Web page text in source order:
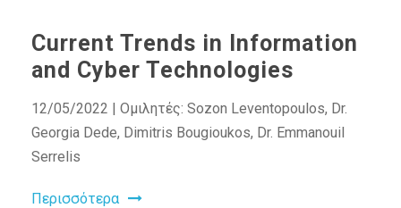
Current Trends in Information
and Cyber Technologies
12/05/2022 | Ομιλητές: Sozon Leventopoulos, Dr.
Georgia Dede, Dimitris Bougioukos, Dr. Emmanouil
Serrelis
Περισσότερα